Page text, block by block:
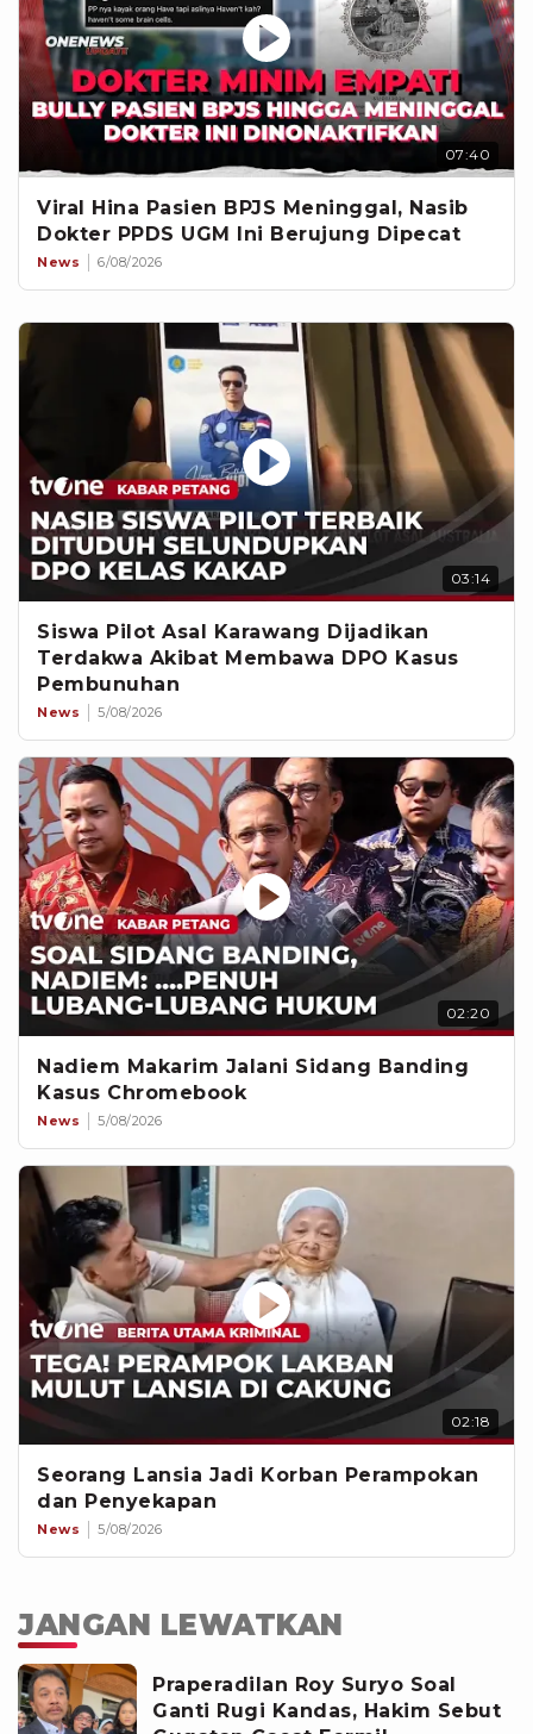
07:40
Viral Hina Pasien BPJS Meninggal, Nasib
Dokter PPDS UGM Ini Berujung Dipecat
News 6/08/2026
03:14
Siswa Pilot Asal Karawang Dijadikan
Terdakwa Akibat Membawa DPO Kasus
Pembunuhan
News 5/08/2026
02:20
Nadiem Makarim Jalani Sidang Banding
Kasus Chromebook
News 5/08/2026
02:18
Seorang Lansia Jadi Korban Perampokan
dan Penyekapan
News 5/08/2026
JANGAN LEWATKAN
Praperadilan Roy Suryo Soal
Ganti Rugi Kandas, Hakim Sebut